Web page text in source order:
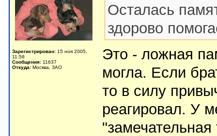
Зарегистрирован: 15 ноя 2005,
11:56
Сообщения: 11637
Откуда: Москва, ЗАО
Осталась
здорово
Это - ложная
могла. Если
то в силу
реагировал. У